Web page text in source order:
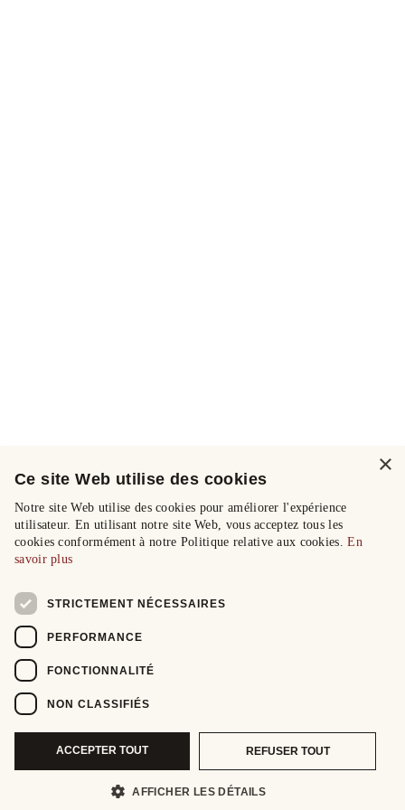
×
Ce site Web utilise des cookies
Notre site Web utilise des cookies pour améliorer l'expérience
utilisateur. En utilisant notre site Web, vous acceptez tous les
cookies conformément à notre Politique relative aux cookies.En
savoir plus
STRICTEMENT NÉCESSAIRES
PERFORMANCE
FONCTIONNALITÉ
NON CLASSIFIÉS
ACCEPTER TOUT REFUSER TOUT
AFFICHER LES DÉTAILS